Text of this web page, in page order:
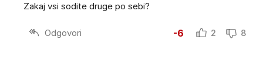
Zakaj vsi sodite druge po sebi?
Odgovori -6 2 8